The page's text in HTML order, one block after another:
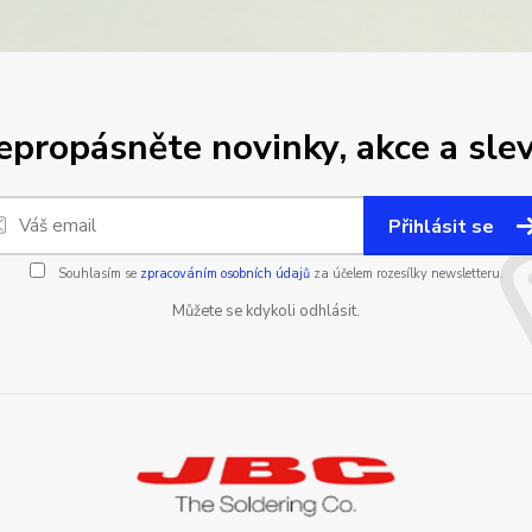
novinky, akce a
Přihlásit se
Souhlasím se zpracováním osobních údajůza účelem rozesílky newsletteru.
Můžete se kdykoli odhlásit.